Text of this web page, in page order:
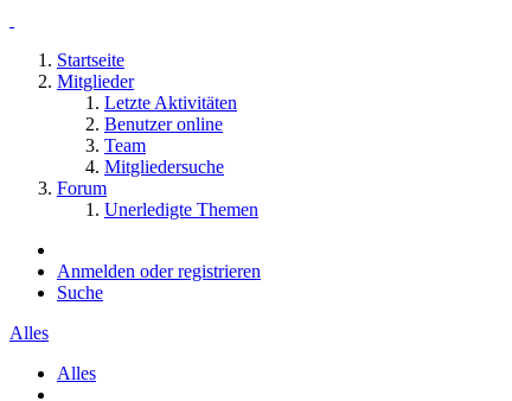
Startseite
Mitglieder
Letzte Aktivitäten
Benutzer online
Team
Mitgliedersuche
Forum
Unerledigte Themen
Anmelden oder registrieren
Suche
Alles
Alles